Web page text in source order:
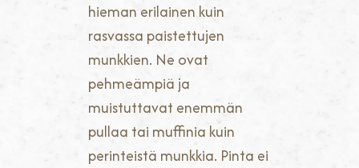
hieman erilainen kuin
rasvassa paistettujen
munkkien. Ne ovat
pehmeämpiä ja
muistuttavat enemmän
pullaa tai muffinia kuin
perinteistä munkkia. Pinta ei